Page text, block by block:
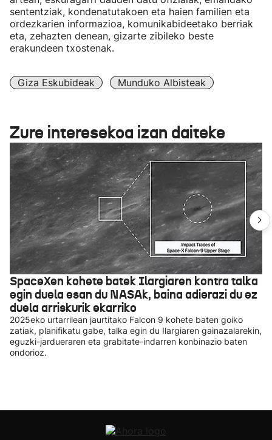
sententziak, kondenatutakoen eta haien familien eta
ordezkarien informazioa, komunikabideetako berriak
eta, zehazten denean, gizarte zibileko beste
erakundeen txostenak.
Giza Eskubideak Munduko Albisteak
Zure interesekoa izan daiteke
SpaceXen kohete batek Ilargiaren kontra talka
egin duela esan du NASAk, baina adierazi du ez
duela arriskurik ekarriko
2025eko urtarrilean jaurtitako Falcon 9 kohete baten goiko
zatiak, planifikatu gabe, talka egin du Ilargiaren gainazalarekin,
eguzki-jardueraren eta grabitate-indarren konbinazio baten
ondorioz.